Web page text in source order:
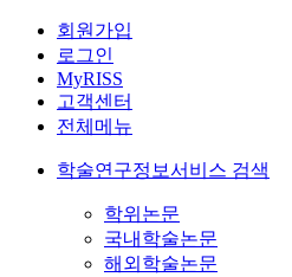
회원가입
로그인
MyRISS
고객센터
전체메뉴
학술연구정보서비스 검색
학위논문
국내학술논문
해외학술논문